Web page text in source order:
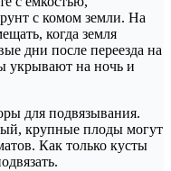
с комом земли. На
когда земля
дни после переезда на
укрывают на ночь и
для подвязывания.
крупные плоды могут
Как только кусты